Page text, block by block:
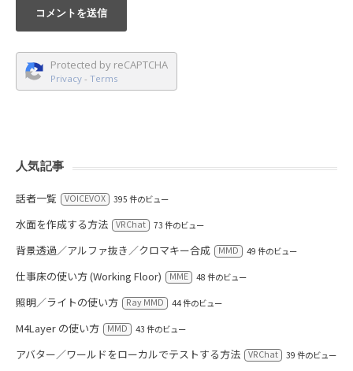
Protected by reCAPTCHA
Privacy - Terms
人気記事
話者一覧 VOICEVOX 395 件のビュー
水面を作成する方法 VRChat 73 件のビュー
背景透過／アルファ抜き／クロマキー合成 MMD 49 件のビュー
仕事床の使い方 (Working Floor) MME 48 件のビュー
照明／ライトの使い方 Ray MMD 44 件のビュー
M4Layer の使い方 MMD 43 件のビュー
アバター／ワールドをローカルでテストする方法 VRChat 39 件のビュー